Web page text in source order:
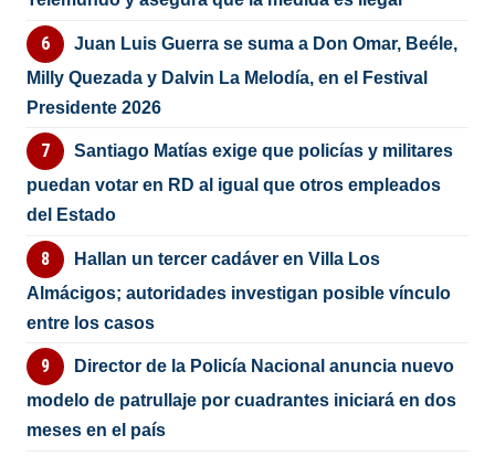
Juan Luis Guerra se suma a Don Omar, Beéle,
Milly Quezada y Dalvin La Melodía, en el Festival
Presidente 2026
Santiago Matías exige que policías y militares
puedan votar en RD al igual que otros empleados
del Estado
Hallan un tercer cadáver en Villa Los
Almácigos; autoridades investigan posible vínculo
entre los casos
Director de la Policía Nacional anuncia nuevo
modelo de patrullaje por cuadrantes iniciará en dos
meses en el país